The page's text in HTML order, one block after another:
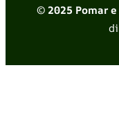
© 2025 Pomar